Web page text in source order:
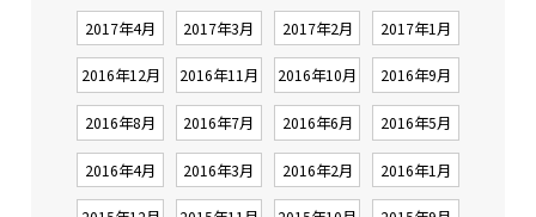
2017年4月 2017年3月 2017年2月 2017年1月
2016年12月 2016年11月 2016年10月 2016年9月
2016年8月 2016年7月 2016年6月 2016年5月
2016年4月 2016年3月 2016年2月 2016年1月